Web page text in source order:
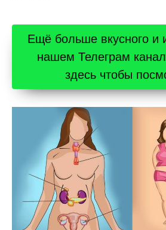
Ещё больше вкусного и
нашем Телеграм
здесь чтобы